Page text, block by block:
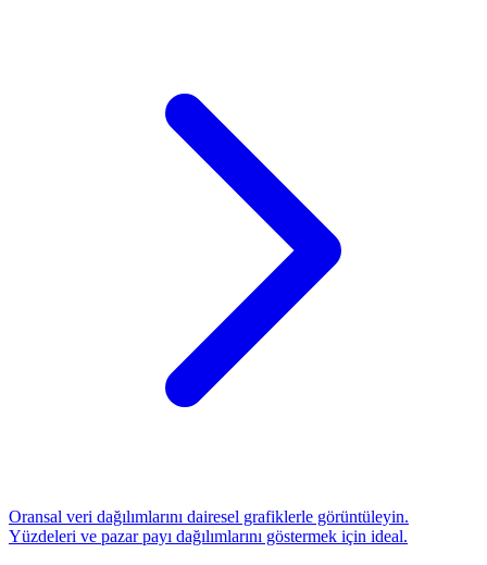
Oransal veri dağılımlarını dairesel grafiklerle görüntüleyin.
Yüzdeleri ve pazar payı dağılımlarını göstermek için ideal.